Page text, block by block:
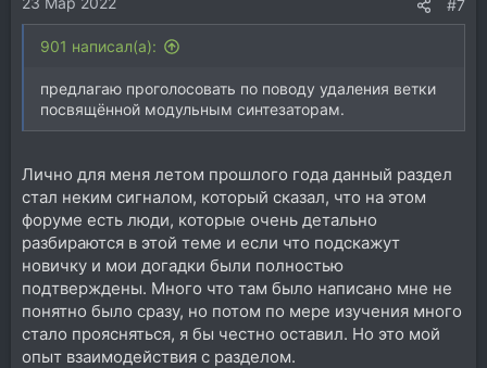
#7
901 написал(а):
предлагаю проголосовать по поводу удаления ветки
посвящённой модульным синтезаторам.
Лично для меня летом прошлого года данный раздел
стал неким сигналом, который сказал, что на этом
форуме есть люди, которые очень детально
разбираются в этой теме и если что подскажут
новичку и мои догадки были полностью
подтверждены. Много что там было написано мне не
понятно было сразу, но потом по мере изучения много
стало проясняться, я бы честно оставил. Но это мой
опыт взаимодействия с разделом.